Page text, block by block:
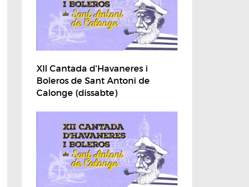
XII Cantada d'Havaneres i
Boleros de Sant Antoni de
Calonge (dissabte)